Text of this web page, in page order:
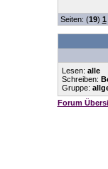
Seiten: (19) 1
Lesen: alle
Schreiben:
Gruppe:
Forum